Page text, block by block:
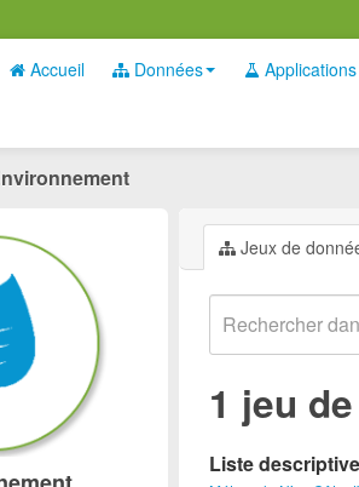
Accueil Données Applications
Jeux de
1 jeu
Liste